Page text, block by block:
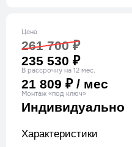
Цена
261 700 ₽
235 530 ₽
В рассрочку на 12 мес.
21 809 ₽ / мес
Монтаж «под ключ»
Индивидуально
Характеристики